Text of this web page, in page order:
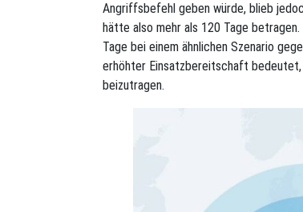
Angriffsbefehl geben würde, blieb
hätte also mehr als 120 Tage
Tage bei einem ähnlichen Szenario
erhöhter Einsatzbereitschaft
beizutragen.